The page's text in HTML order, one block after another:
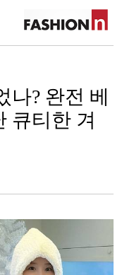
나? 완전 베
큐티한 겨